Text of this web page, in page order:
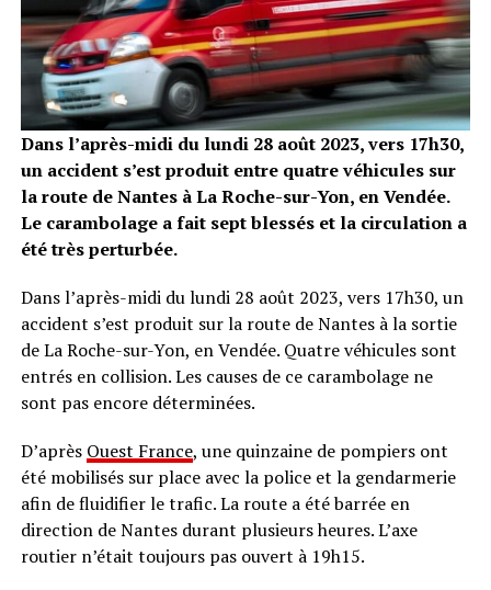
Dans l’après-midi du lundi 28 août 2023, vers 17h30,
un accident s’est produit entre quatre véhicules sur
la route de Nantes à La Roche-sur-Yon, en Vendée.
Le carambolage a fait sept blessés et la circulation a
été très perturbée.
Dans l’après-midi du lundi 28 août 2023, vers 17h30, un
accident s’est produit sur la route de Nantes à la sortie
de La Roche-sur-Yon, en Vendée. Quatre véhicules sont
entrés en collision. Les causes de ce carambolage ne
sont pas encore déterminées.
D’après Ouest France, une quinzaine de pompiers ont
été mobilisés sur place avec la police et la gendarmerie
afin de fluidifier le trafic. La route a été barrée en
direction de Nantes durant plusieurs heures. L’axe
routier n’était toujours pas ouvert à 19h15.